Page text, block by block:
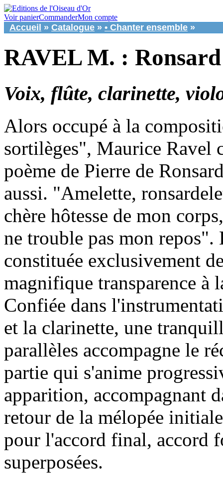
Voir panierCommanderMon compte
Accueil » Catalogue » • Chanter ensemble »
RAVEL M. : Ronsard
Voix, flûte, clarinette,
Alors occupé à la
sortilèges", Maurice Ravel
poème de Pierre de
aussi. "Amelette,
chère hôtesse de mon
ne trouble pas mon
constituée exclusivement
magnifique transparence à
Confiée dans
et la clarinette, une
parallèles accompagne le
partie qui s'anime
apparition, accompagnant
retour de la mélopée
pour l'accord final, accord
superposées.